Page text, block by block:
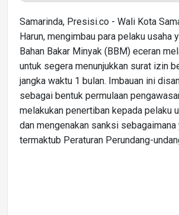
Samarinda, Presisi.co - Wali Kota
Harun, mengimbau para pelaku usaha
Bahan Bakar Minyak (BBM) eceran
untuk segera menunjukkan surat izin
jangka waktu 1 bulan. Imbauan ini
sebagai bentuk permulaan
melakukan penertiban kepada pelaku
dan mengenakan sanksi sebagaimana
termaktub Peraturan Perundang-